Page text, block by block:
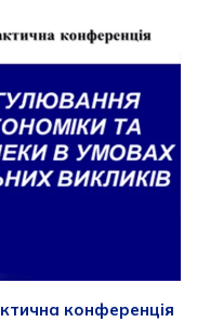
конференція